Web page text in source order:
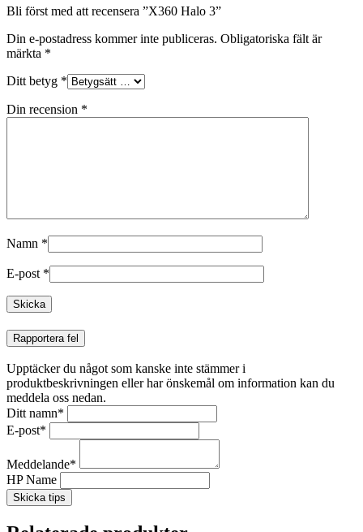
Bli först med att recensera ”X360 Halo 3”
Din e-postadress kommer inte publiceras. Obligatoriska fält är
märkta *
Ditt betyg *
Din recension *
Namn *
E-post *
Rapportera fel
Upptäcker du något som kanske inte stämmer i
produktbeskrivningen eller har önskemål om information kan du
meddela oss nedan.
Ditt namn*
E-post*
Meddelande*
HP Name
Skicka tips